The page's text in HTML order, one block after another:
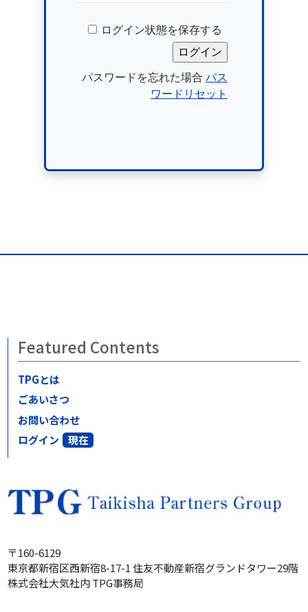
ログイン状態を保存する
パスワードを忘れた場合パス
ワードリセット
〒160-6129
東京都新宿区西新宿8-17-1 住友不動産新宿グランドタワー29階
株式会社大気社内TPG事務局
Featured Contents
TPGとは
ごあいさつ
お問い合わせ
ログイン